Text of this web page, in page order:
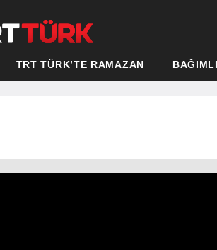
TRT TÜRK’TE RAMAZAN